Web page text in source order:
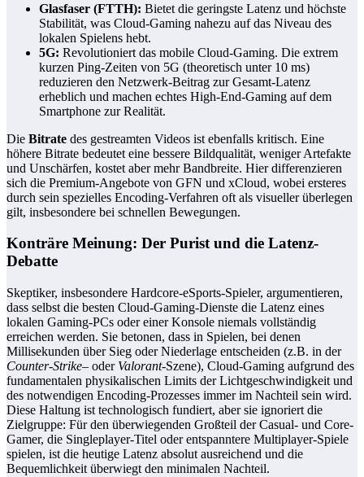
Glasfaser (FTTH): Bietet die geringste Latenz und höchste
Stabilität, was Cloud-Gaming nahezu auf das Niveau des
lokalen Spielens hebt.
5G: Revolutioniert das mobile Cloud-Gaming. Die extrem
kurzen Ping-Zeiten von 5G (theoretisch unter 10 ms)
reduzieren den Netzwerk-Beitrag zur Gesamt-Latenz
erheblich und machen echtes High-End-Gaming auf dem
Smartphone zur Realität.
Die Bitrate des gestreamten Videos ist ebenfalls kritisch. Eine
höhere Bitrate bedeutet eine bessere Bildqualität, weniger Artefakte
und Unschärfen, kostet aber mehr Bandbreite. Hier differenzieren
sich die Premium-Angebote von GFN und xCloud, wobei ersteres
durch sein spezielles Encoding-Verfahren oft als visueller überlegen
gilt, insbesondere bei schnellen Bewegungen.
Konträre Meinung: Der Purist und die Latenz-
Debatte
Skeptiker, insbesondere Hardcore-eSports-Spieler, argumentieren,
dass selbst die besten Cloud-Gaming-Dienste die Latenz eines
lokalen Gaming-PCs oder einer Konsole niemals vollständig
erreichen werden. Sie betonen, dass in Spielen, bei denen
Millisekunden über Sieg oder Niederlage entscheiden (z.B. in der
Counter-Strike– oder Valorant-Szene), Cloud-Gaming aufgrund des
fundamentalen physikalischen Limits der Lichtgeschwindigkeit und
des notwendigen Encoding-Prozesses immer im Nachteil sein wird.
Diese Haltung ist technologisch fundiert, aber sie ignoriert die
Zielgruppe: Für den überwiegenden Großteil der Casual- und Core-
Gamer, die Singleplayer-Titel oder entspanntere Multiplayer-Spiele
spielen, ist die heutige Latenz absolut ausreichend und die
Bequemlichkeit überwiegt den minimalen Nachteil.